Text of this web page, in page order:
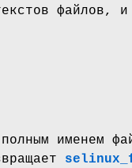
файлов, и
именем